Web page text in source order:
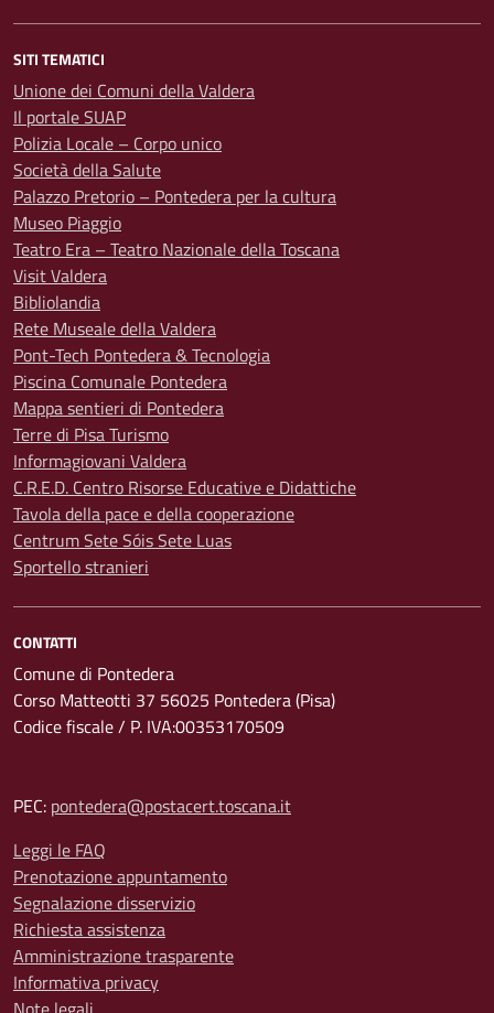
SITI TEMATICI
Unione dei Comuni della Valdera
Il portale SUAP
Polizia Locale – Corpo unico
Società della Salute
Palazzo Pretorio – Pontedera per la cultura
Museo Piaggio
Teatro Era – Teatro Nazionale della Toscana
Visit Valdera
Bibliolandia
Rete Museale della Valdera
Pont-Tech Pontedera & Tecnologia
Piscina Comunale Pontedera
Mappa sentieri di Pontedera
Terre di Pisa Turismo
Informagiovani Valdera
C.R.E.D. Centro Risorse Educative e Didattiche
Tavola della pace e della cooperazione
Centrum Sete Sóis Sete Luas
Sportello stranieri
CONTATTI
Comune di Pontedera
Corso Matteotti 37 56025 Pontedera (Pisa)
Codice fiscale / P. IVA:00353170509
PEC: pontedera@postacert.toscana.it
Leggi le FAQ
Prenotazione appuntamento
Segnalazione disservizio
Richiesta assistenza
Amministrazione trasparente
Informativa privacy